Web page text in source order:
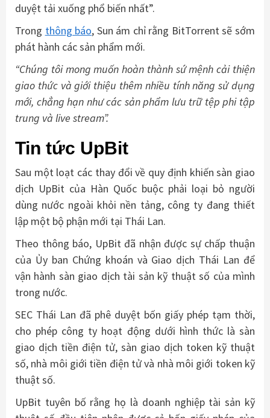
duyệt tải xuống phổ biến nhất”.
Trong thông báo, Sun ám chỉ rằng BitTorrent sẽ sớm
phát hành các sản phẩm mới.
“Chúng tôi mong muốn hoàn thành sứ mệnh cải thiện
giao thức và giới thiệu thêm nhiều tính năng sử dụng
mới, chẳng hạn như các sản phẩm lưu trữ tệp phi tập
trung và live stream”.
Tin tức UpBit
Sau một loạt các thay đổi về quy định khiến sàn giao
dịch UpBit của Hàn Quốc buộc phải loại bỏ người
dùng nước ngoài khỏi nền tảng, công ty đang thiết
lập một bộ phận mới tại Thái Lan.
Theo thông báo, UpBit đã nhận được sự chấp thuận
của Ủy ban Chứng khoán và Giao dịch Thái Lan để
vận hành sàn giao dịch tài sản kỹ thuật số của mình
trong nước.
SEC Thái Lan đã phê duyệt bốn giấy phép tạm thời,
cho phép công ty hoạt động dưới hình thức là sàn
giao dịch tiền điện tử, sàn giao dịch token kỹ thuật
số, nhà môi giới tiền điện tử và nhà môi giới token kỹ
thuật số.
UpBit tuyên bố rằng họ là doanh nghiệp tài sản kỹ